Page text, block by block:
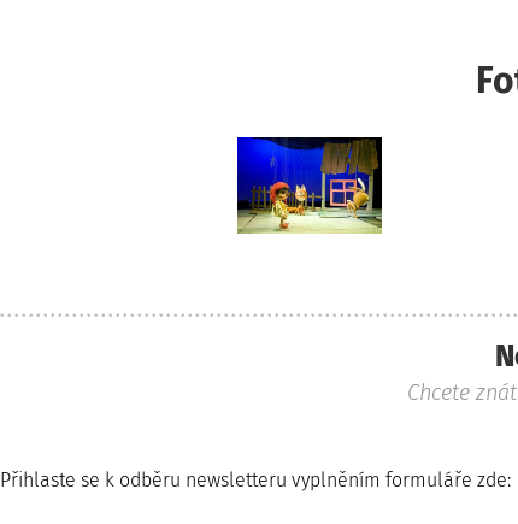
Chcete
Přihlaste se k odběru newsletteru vyplněním formuláře zde: